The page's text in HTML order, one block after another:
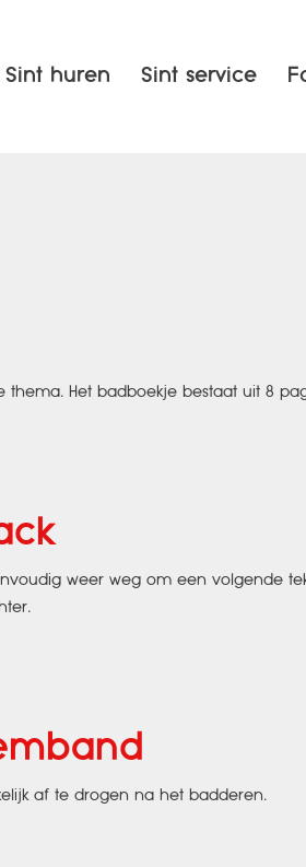
Sint huren Sint service
Het badboekje bestaat uit 8
weer weg om een volgende
af te drogen na het badderen.